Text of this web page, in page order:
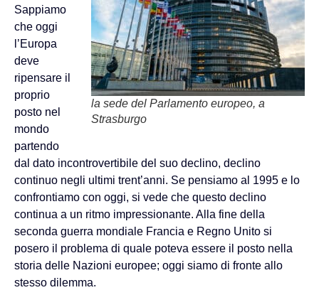
la sede del Parlamento europeo, a
Strasburgo
Sappiamo
che oggi
l’Europa
deve
ripensare il
proprio
posto nel
mondo
partendo
dal dato incontrovertibile del suo declino, declino
continuo negli ultimi trent’anni. Se pensiamo al 1995 e lo
confrontiamo con oggi, si vede che questo declino
continua a un ritmo impressionante. Alla fine della
seconda guerra mondiale Francia e Regno Unito si
posero il problema di quale poteva essere il posto nella
storia delle Nazioni europee; oggi siamo di fronte allo
stesso dilemma.